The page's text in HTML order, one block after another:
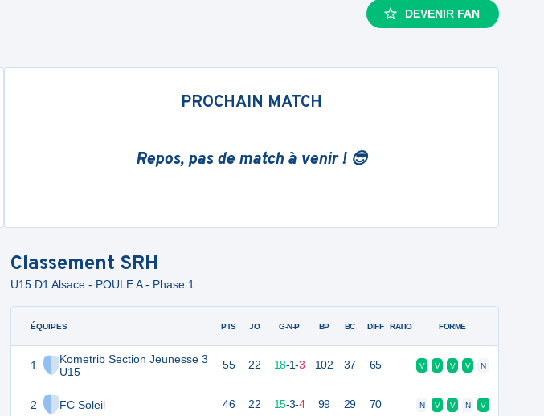
DEVENIR FAN
PROCHAIN MATCH
Repos, pas de match à venir ! 😎
Classement SRH
U15 D1 Alsace - POULE A - Phase 1
ÉQUIPES
1
Kometrib Section Jeunesse 3
U15
2 FC Soleil
PTS JO G-N-P BP BC DIFF RATIO FORME
55 22 18-1-3 102 37 65 V V V V N
46 22 15-3-4 99 29 70 N V V N V